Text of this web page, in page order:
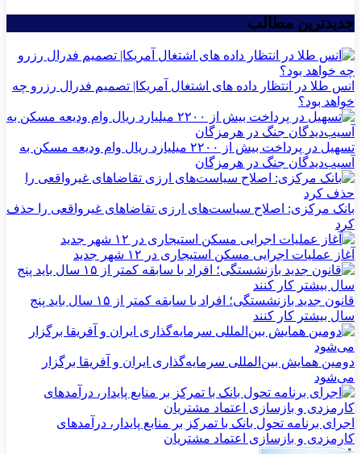
جدیدترین مطالب
انس طلا در انتظار داده های اشتغال آمریکا| تصمیم فدرال رزرو چه
خواهد بود؟
تسهیل در پرداخت بیش از ۲۲۰۰ میلیارد ریال وام ودیعه مسکن به
آسیب‌دیدگان جنگ در هرمزگان
بانک مرکزی: اصلاح سیاست‌های ارزی تقاضاهای غیرواقعی را حذف
کرد
آغاز عملیات اجرایی مسکن استیجاری در ۱۲ شهر جدید
قانون جدید بازنشستگی؛ افراد با سابقه کمتر از ۱۵ سال باید پنج
سال بیشتر کار کنند
دومین همایش بین‌المللی سرمایه‌گذاری ایران و آفریقا برگزار
می‌شود
اجرای برنامه تحول بانک با تمرکز بر منابع پایدار، درآمدهای
کارمزدی و بازسازی اعتماد مشتریان